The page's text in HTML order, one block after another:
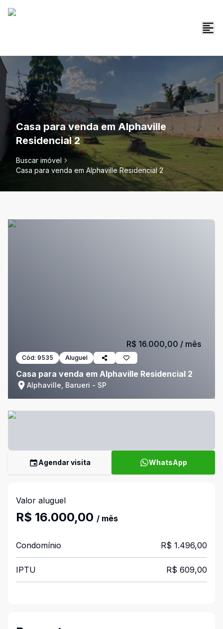
Casa para venda em Alphaville
Residencial 2
Buscar imóvel
Casa para venda em Alphaville Residencial 2
Cód: 9535 Aluguel
Casa para venda em Alphaville Residencial 2
Alphaville, Barueri - SP
R$ 16.000,00 / mês
Agendar visita WhatsApp
Valor aluguel
R$ 16.000,00 / mês
Condomínio R$ 1.496,00
IPTU R$ 609,00